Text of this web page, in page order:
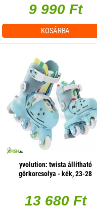
9 990 Ft
KOSÁRBA
yvolution: twista állítható
görkorcsolya - kék, 23-28
13 680 Ft